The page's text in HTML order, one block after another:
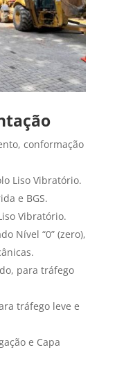
conformação
Liso Vibratório.
e BGS.
Vibratório.
Nível “0” (zero),
para tráfego
tráfego leve e
e Capa